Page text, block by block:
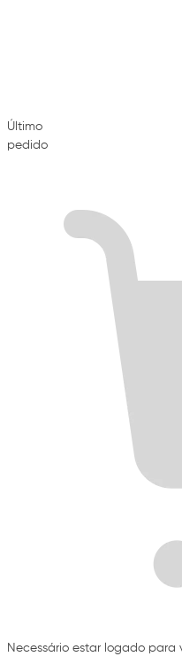
Último
pedido
Necessário estar logado para